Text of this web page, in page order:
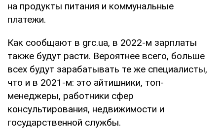
на продукты питания и коммунальные
платежи.
Как сообщают в grc.ua, в 2022-м зарплаты
также будут расти. Вероятнее всего, больше
всех будут зарабатывать те же специалисты,
что и в 2021-м: это айтишники, топ-
менеджеры, работники сфер
консультирования, недвижимости и
государственной службы.